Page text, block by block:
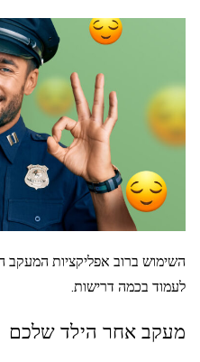
השימוש ברוב אפליקציות המעקב
לעמוד בכמה דרישות.
מעקב אחר הילד שלכם